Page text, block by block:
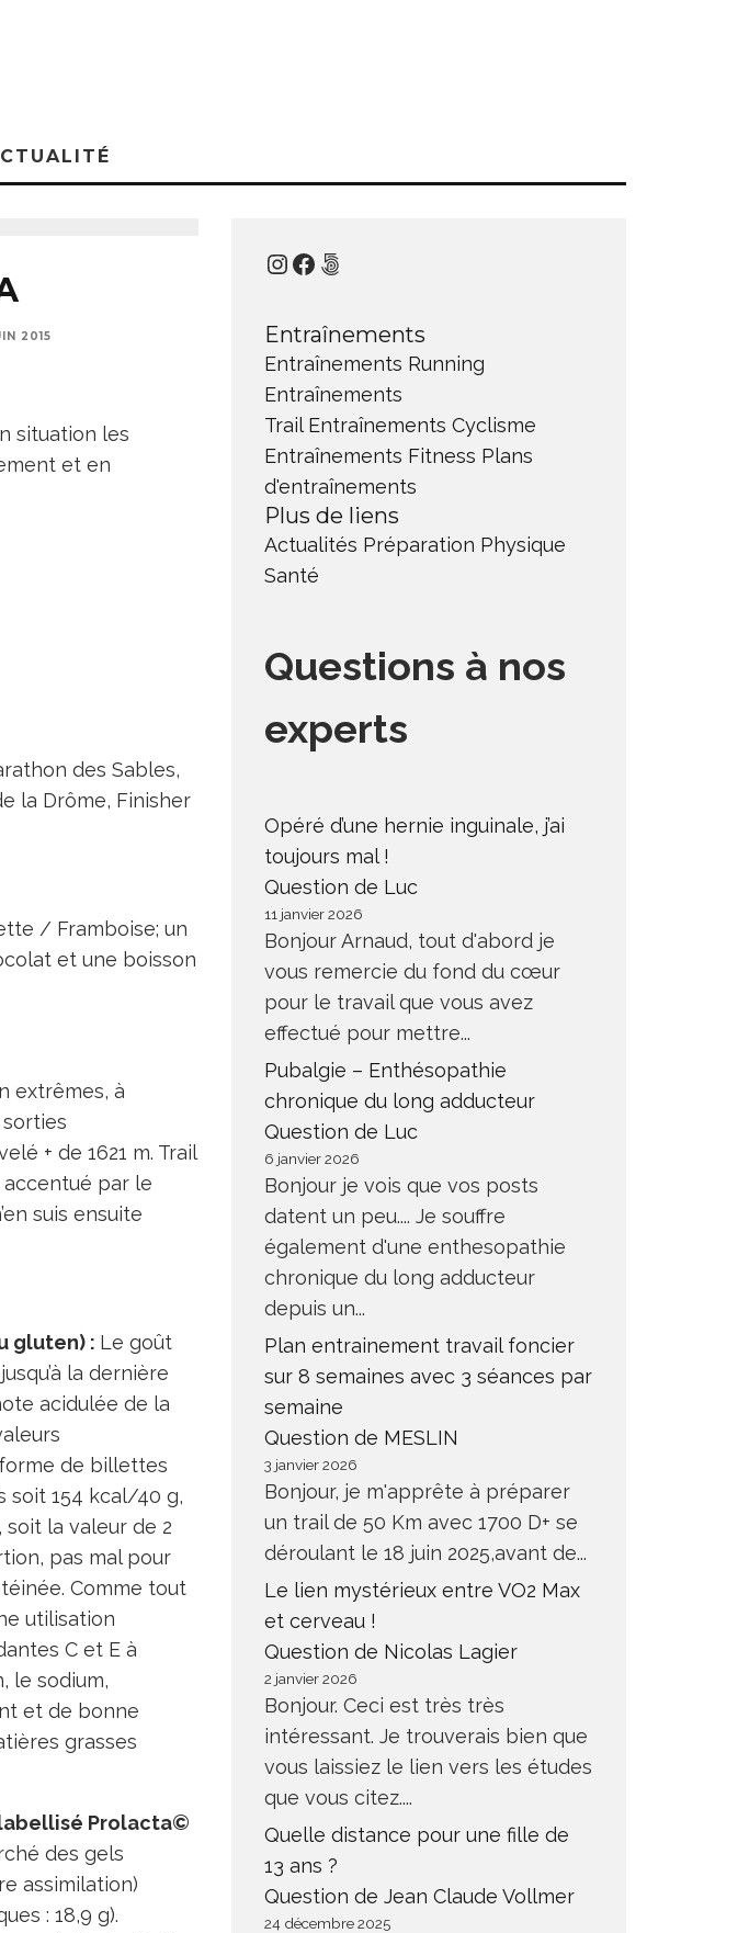
2015
situation les
et en
des Sables,
la Drôme, Finisher
/ Framboise; un
et une boisson
extrêmes, à
sorties
+ de 1621 m. Trail
par le
suis ensuite
gluten) : Le goût
la dernière
acidulée de la
de billettes
soit 154 kcal/40 g,
la valeur de 2
pas mal pour
Comme tout
utilisation
C et E à
le sodium,
et de bonne
grasses
labellisé Prolacta©
des gels
assimilation)
: 18,9 g).
Instagram
Facebook
500px
Entraînements
Entraînements Running
Entraînements
Trail Entraînements Cyclisme
Entraînements Fitness Plans
d'entraînements
Plus de liens
Actualités Préparation Physique
Santé
Questions à nos
experts
Opéré d’une hernie inguinale, j’ai
toujours mal !
Question de Luc
11 janvier 2026
Bonjour Arnaud, tout d'abord je
vous remercie du fond du cœur
pour le travail que vous avez
effectué pour mettre...
Pubalgie – Enthésopathie
chronique du long adducteur
Question de Luc
6 janvier 2026
Bonjour je vois que vos posts
datent un peu.... Je souffre
également d'une enthesopathie
chronique du long adducteur
depuis un...
Plan entrainement travail foncier
sur 8 semaines avec 3 séances par
semaine
Question de MESLIN
3 janvier 2026
Bonjour, je m'apprête à préparer
un trail de 50 Km avec 1700 D+ se
déroulant le 18 juin 2025,avant de...
Le lien mystérieux entre VO2 Max
et cerveau !
Question de Nicolas Lagier
2 janvier 2026
Bonjour. Ceci est très très
intéressant. Je trouverais bien que
vous laissiez le lien vers les études
que vous citez....
Quelle distance pour une fille de
13 ans ?
Question de Jean Claude Vollmer
24 décembre 2025